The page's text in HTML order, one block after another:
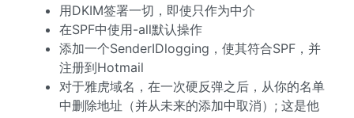
用DKIM签署一切，即使只作为中介
在SPF中使用-all默认操作
添加一个SenderIDlogging，使其符合SPF，并
注册到Hotmail
对于雅虎域名，在一次硬反弹之后，从你的名单
中删除地址（并从未来的添加中取消）; 这是他